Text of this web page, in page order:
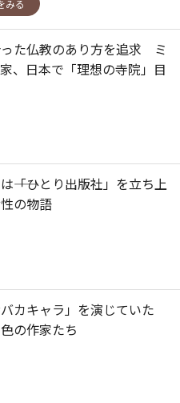
みる
た仏教のあり方を追求 ミ
、日本で「理想の寺院」目
――「ひとり出版社」を立ち上
の物語
カキャラ」を演じていた
の作家たち